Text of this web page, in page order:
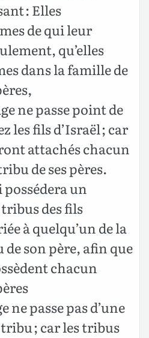
: Elles
de qui leur
qu’elles
dans la famille de
ne passe point de
les fils d’Israël ; car
attachés chacun
de ses pères.
un
des fils
à quelqu’un de la
son père, afin que
chacun
ne passe pas d’une
; car les tribus